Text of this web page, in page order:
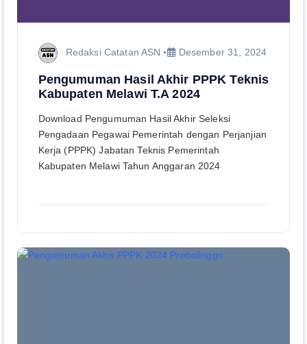
Redaksi Catatan ASN Desember 31, 2024
Pengumuman Hasil Akhir PPPK Teknis
Kabupaten Melawi T.A 2024
Download Pengumuman Hasil Akhir Seleksi
Pengadaan Pegawai Pemerintah dengan Perjanjian
Kerja (PPPK) Jabatan Teknis Pemerintah
Kabupaten Melawi Tahun Anggaran 2024